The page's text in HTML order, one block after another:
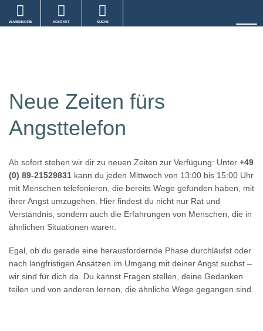
WARENKORB KONTAKT SUCHE
Neue Zeiten fürs
Angsttelefon
Ab sofort stehen wir dir zu neuen Zeiten zur Verfügung: Unter +49
(0) 89-21529831 kann du jeden Mittwoch von 13:00 bis 15:00 Uhr
mit Menschen telefonieren, die bereits Wege gefunden haben, mit
ihrer Angst umzugehen. Hier findest du nicht nur Rat und
Verständnis, sondern auch die Erfahrungen von Menschen, die in
ähnlichen Situationen waren.
Egal, ob du gerade eine herausfordernde Phase durchläufst oder
nach langfristigen Ansätzen im Umgang mit deiner Angst suchst –
wir sind für dich da. Du kannst Fragen stellen, deine Gedanken
teilen und von anderen lernen, die ähnliche Wege gegangen sind.